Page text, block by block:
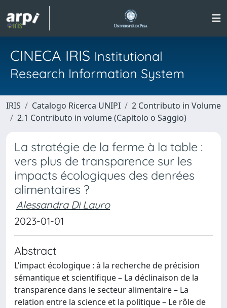
CINECA IRIS Institutional
Research Information System
IRIS Catalogo Ricerca UNIPI
2 Contributo in Volume
2.1 Contributo in volume (Capitolo o Saggio)
La stratégie de la ferme à la table :
vers plus de transparence sur les
impacts écologiques des denrées
alimentaires ?
Alessandra Di Lauro
2023-01-01
Abstract
L’impact écologique : à la recherche de précision
sémantique et scientifique – La déclinaison de la
transparence dans le secteur alimentaire – La
relation entre la science et la politique – Le rôle de